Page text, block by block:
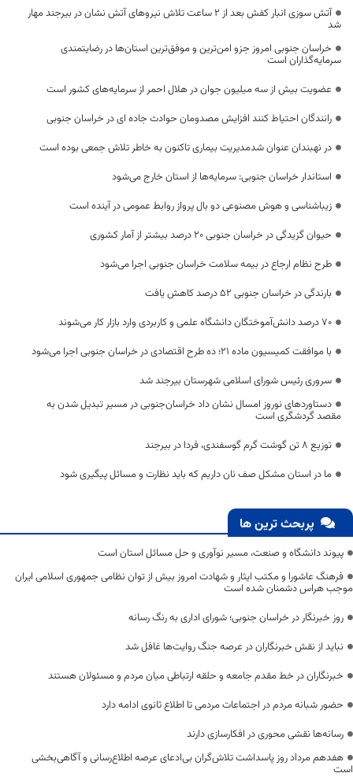
آتش سوزی انبار کفش بعد از ۲ ساعت تلاش نیروهای آتش نشان در بیرجند مهار
شد
خراسان جنوبی امروز جزو امن‌ترین و موفق‌ترین استان‌ها در رضایتمندی
سرمایه‌گذاران است
عضویت بیش از سه میلیون جوان در هلال احمر از سرمایه‌های کشور است
رانندگان احتیاط کنند افزایش مصدومان حوادث جاده ای در خراسان جنوبی
در نهبندان عنوان شدمدیریت بیماری تاکنون به خاطر تلاش جمعی بوده است
استاندار خراسان جنوبی: سرمایه‌ها از استان خارج می‌شود
زیباشناسی و هوش مصنوعی دو بال پرواز روابط عمومی در آینده است
حیوان گزیدگی در خراسان جنوبی 20 درصد بیشتر از آمار کشوری
طرح نظام ارجاع در بیمه سلامت خراسان جنوبی اجرا می‌شود
بارندگی در خراسان جنوبی ۵۲ درصد کاهش یافت
۷۰ درصد دانش‌آموختگان دانشگاه علمی و کاربردی وارد بازار کار می‌شوند
با موافقت کمیسیون ماده 21؛ ده طرح اقتصادی در خراسان جنوبی اجرا می‌شود
سروری رئیس شورای اسلامی شهرستان بیرجند شد
دستاوردهای نوروز امسال نشان داد خراسان‌جنوبی در مسیر تبدیل شدن به
مقصد گردشگری است
توزیع 8 تن گوشت گرم گوسفندی، فردا در بیرجند
ما در استان مشکل صف نان داریم که باید نظارت و مسائل پیگیری شود
پربحث ترین ها
پیوند دانشگاه و صنعت، مسیر نوآوری و حل مسائل استان است
فرهنگ عاشورا و مکتب ایثار و شهادت امروز بیش از توان نظامی جمهوری اسلامی ایران
موجب هراس دشمنان شده است
روز خبرنگار در خراسان جنوبی؛ شورای اداری به رنگ رسانه
نباید از نقش خبرنگاران در عرصه جنگ روایت‌ها غافل شد
خبرنگاران در خط مقدم جامعه و حلقه ارتباطی میان مردم و مسئولان هستند
حضور شبانه مردم در اجتماعات مردمی تا اطلاع ثانوی ادامه دارد
رسانه‌ها نقشی محوری در افکارسازی دارند
هفدهم مرداد روز پاسداشت تلاش‌گران بی‌ادعای عرصه اطلاع‌رسانی و آگاهی‌بخشی
است